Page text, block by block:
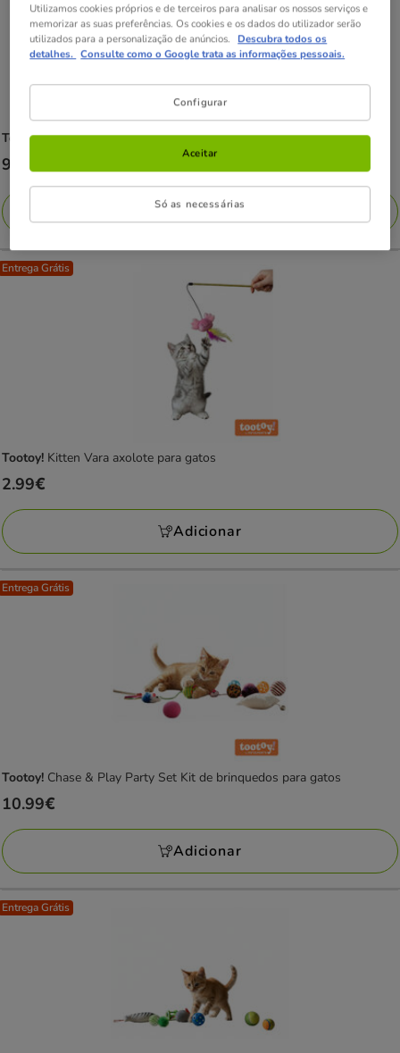
Tootoy!Kitten Caixa de presentes para gatinhos
Preço
9.99€
9.99€
Adicionar
Entrega Grátis
Tootoy! Kitten Vara axolote para gatos
Preço
2.99€
2.99€
Adicionar
Entrega Grátis
Tootoy! Chase & Play Party Set Kit de brinquedos para gatos
Preço
10.99€
10.99€
Adicionar
Entrega Grátis
Utilizamos cookies próprios e de terceiros para analisar os nossos serviços e
memorizar as suas preferências. Os cookies e os dados do utilizador serão
utilizados para a personalização de anúncios. Descubra todos os
detalhes. Consulte como o Google trata as informações pessoais.
Configurar
Só as necessárias
Aceitar